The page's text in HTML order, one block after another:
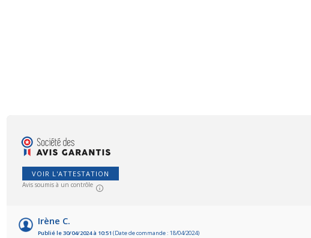
VOIR L'ATTESTATION
Avis soumis à un contrôle
Irène C.
Publié le 30/04/2024 à 10:51 (Date de commande : 18/04/2024)